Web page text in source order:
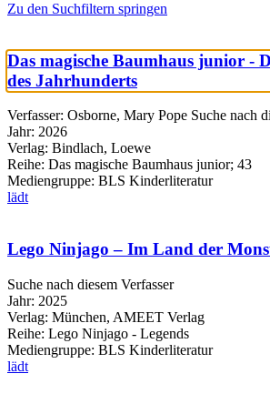
Zu den Suchfiltern springen
Das magische Baumhaus junior -
des Jahrhunderts
Verfasser: Osborne, Mary Pope Suche nach
Jahr: 2026
Verlag: Bindlach, Loewe
Reihe: Das magische Baumhaus junior; 43
Mediengruppe: BLS Kinderliteratur
lädt
Lego Ninjago – Im Land der
Suche nach diesem Verfasser
Jahr: 2025
Verlag: München, AMEET Verlag
Reihe: Lego Ninjago - Legends
Mediengruppe: BLS Kinderliteratur
lädt